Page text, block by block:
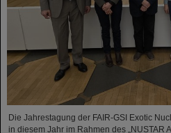
Die Jahrestagung der FAIR-GSI Exotic
in diesem Jahr im Rahmen des „NUSTAR